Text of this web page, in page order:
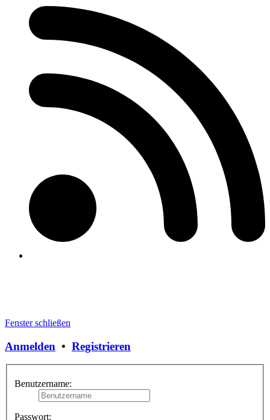
Fenster schließen
Anmelden • Registrieren
Benutzername:
Passwort: